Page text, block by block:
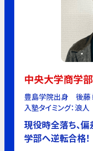
中央大学商学部
豊島学院出身 後藤
入塾タイミング：浪
現役時全落ち、
学部へ逆転合格！